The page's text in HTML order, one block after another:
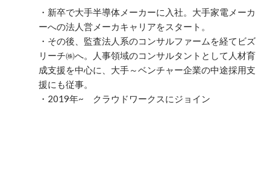
・新卒で大手半導体メーカーに入社。大手家電メーカ
ーへの法人営メーカキャリアをスタート。
・その後、監査法人系のコンサルファームを経てビズ
リーチ㈱へ。人事領域のコンサルタントとして人材育
成支援を中心に、大手～ベンチャー企業の中途採用支
援にも従事。
・2019年~　クラウドワークスにジョイン